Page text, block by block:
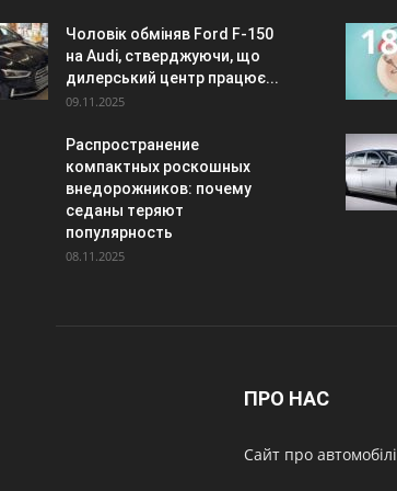
Чоловік обміняв Ford F-150
на Audi, стверджуючи, що
дилерський центр працює...
09.11.2025
Распространение
компактных роскошных
внедорожников: почему
седаны теряют
популярность
08.11.2025
ПРО НАС
Сайт про автомобілі